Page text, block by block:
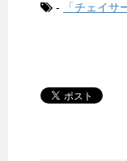
- 「チェイサ